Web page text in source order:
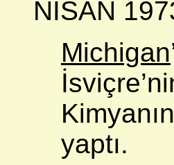
NİSAN
Michigan
yaptı.